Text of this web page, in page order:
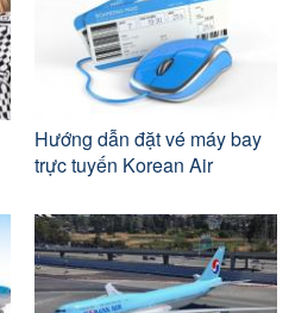
Hướng dẫn đặt vé máy bay
trực tuyến Korean Air